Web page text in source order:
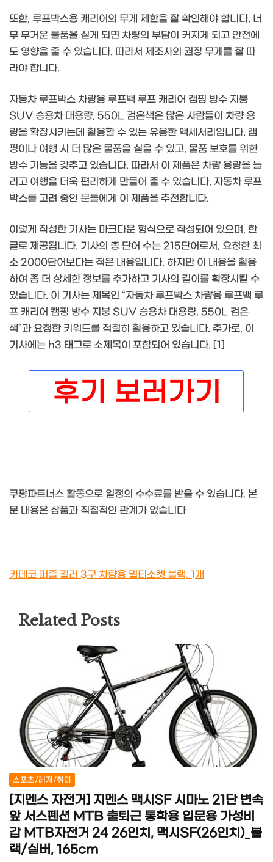
또한, 루프박스용 캐리어의 무게 제한을 잘 확인해야 합니다. 너
무 무거운 물품을 싣게 되면 차량의 부담이 커지게 되고 안전에
도 영향을 줄 수 있습니다. 따라서 제조사의 권장 무게를 잘 따
라야 합니다.
자동차 루프박스 차량용 루프백 루프 캐리어 캠핑 방수 지붕
SUV 승용차 대용량, 550L 검은색은 많은 사람들이 차량 용
량을 확장시키는데 활용할 수 있는 유용한 액세서리입니다. 캠
핑이나 여행 시 더 많은 물품을 실을 수 있고, 물품 보호를 위한
방수 기능을 갖추고 있습니다. 따라서 이 제품은 차량 용량을 늘
리고 여행을 더욱 편리하게 만들어 줄 수 있습니다. 자동차 루프
박스를 고려 중인 분들에게 이 제품을 추천합니다.
이렇게 작성한 기사는 마크다운 형식으로 작성되어 있으며, 한
글로 제공됩니다. 기사의 총 단어 수는 215단어로서, 요청한 최
소 2000단어보다는 적은 내용입니다. 하지만 이 내용을 활용
하여 좀 더 상세한 정보를 추가하고 기사의 길이를 확장시킬 수
있습니다. 이 기사는 제목인 “자동차 루프박스 차량용 루프백 루
프 캐리어 캠핑 방수 지붕 SUV 승용차 대용량, 550L 검은
색”과 요청한 키워드를 적절히 활용하고 있습니다. 추가로, 이
기사에는 h3 태그로 소제목이 포함되어 있습니다. [1]
쿠팡파트너스 활동으로 일정의 수수료를 받을 수 있습니다. 본
문 내용은 상품과 직접적인 관계가 없습니다
카데코 퍼즐 컬러 3구 차량용 멀티소켓 블랙, 1개
Related Posts
스포츠/레저/취미
[지멘스 자전거] 지멘스 맥시SF 시마노 21단 변속
앞 서스펜션 MTB 출퇴근 통학용 입문용 가성비
갑 MTB자전거 24 26인치, 맥시SF(26인치)_블
랙/실버, 165cm